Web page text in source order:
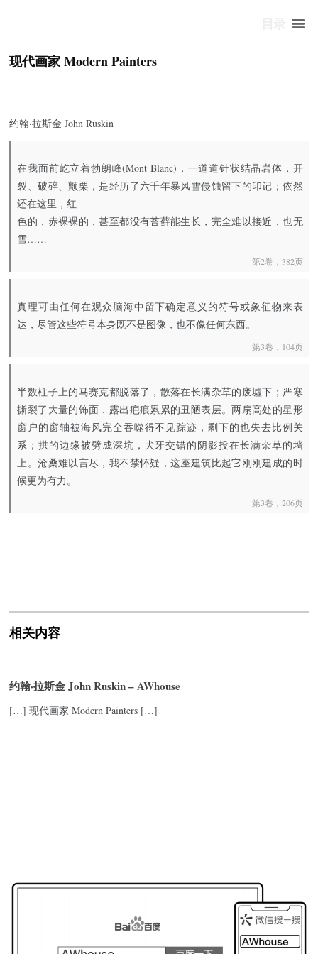
现代画家 Modern Painters
约翰·拉斯金 John Ruskin
在我面前屹立着勃朗峰(Mont Blanc)，一道道针状结晶岩体，开
裂、破碎、颤栗，是经历了六千年暴风雪侵蚀留下的印记；依然
还在这里，红
色的，赤裸裸的，甚至都没有苔藓能生长，完全难以接近，也无
雪……
第2卷，382页
真理可由任何在观众脑海中留下确定意义的符号或象征物来表
达，尽管这些符号本身既不是图像，也不像任何东西。
第3卷，104页
半数柱子上的马赛克都脱落了，散落在长满杂草的废墟下；严寒
撕裂了大量的饰面．露出疤痕累累的丑陋表层。两扇高处的星形
窗户的窗轴被海风完全吞噬得不见踪迹，剩下的也失去比例关
系；拱的边缘被劈成深坑，犬牙交错的阴影投在长满杂草的墙
上。沧桑难以言尽，我不禁怀疑，这座建筑比起它刚刚建成的时
候更为有力。
第3卷，206页
相关内容
约翰·拉斯金 John Ruskin – AWhouse
[…] 现代画家 Modern Painters […]